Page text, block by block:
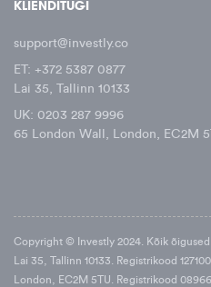
KLIENDITUGI
support@investly.co
ET: +372 5387 0877
Lai 35, Tallinn 10133
UK: 0203 287 9996
65 London Wall, London, EC2M
Copyright © Investly 2024. Kõik
Lai 35, Tallinn 10133. Registrikood
London, EC2M 5TU. Registrikood